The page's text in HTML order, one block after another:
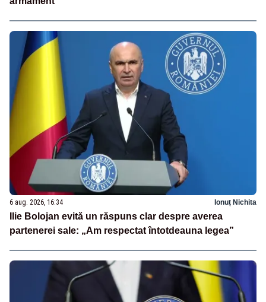
6 aug. 2026, 16:34 Ionuț Nichita
Ilie Bolojan evită un răspuns clar despre averea
partenerei sale: „Am respectat întotdeauna legea”